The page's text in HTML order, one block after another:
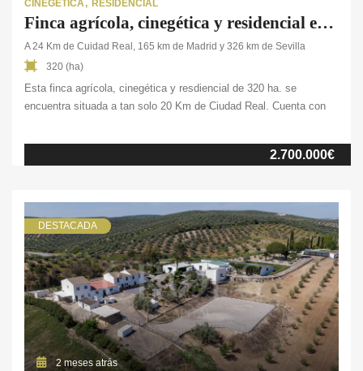
CINEGÉTICA RESIDENCIAL
Finca agrícola, cinegética y residencial en Ciudad Real
A 24 Km de Cuidad Real, 165 km de Madrid y 326 km de Sevilla
320 (ha)
Esta finca agrícola, cinegética y resdiencial de 320 ha. se
encuentra situada a tan solo 20 Km de Ciudad Real. Cuenta con
bajo y 55 ha. de pinar maderable. En cuanto al conjunto de
edificaciones, encontramos una vivienda pareada en dos casas
2.700.000€
DESTACADA
2 meses atrás